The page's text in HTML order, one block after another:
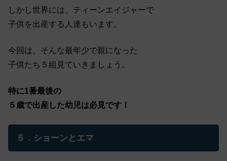
しかし世界には、ティーンエイジャーで
子供を出産する人達もいます。
今回は、そんな最年少で親になった
子供たち５組見ていきましょう。
特に1番最後の
５歳で出産した幼児は必見です！
５．ショーンとエマ